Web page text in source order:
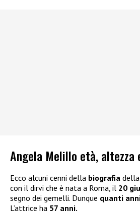
Angela Melillo età, altezza
Ecco alcuni cenni della biografia della
con il dirvi che è nata a Roma, il 20
segno dei gemelli. Dunque quanti
L’attrice ha 57 anni.